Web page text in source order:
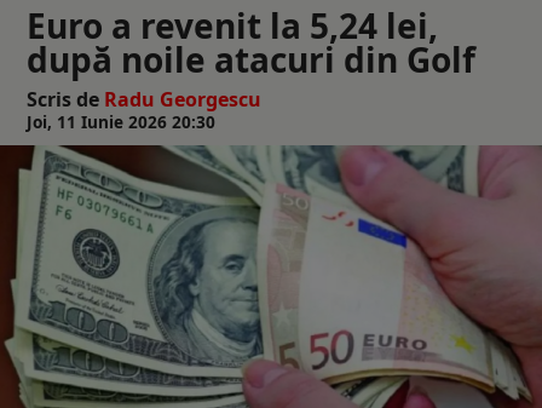
Euro a revenit la 5,24 lei,
după noile atacuri din Golf
Scris de Radu Georgescu
Joi, 11 Iunie 2026 20:30